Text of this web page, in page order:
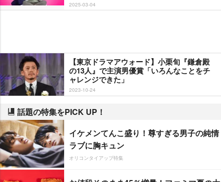
2025-03-04
【東京ドラマアウォード】小栗旬『鎌倉殿
の13人』で主演男優賞「いろんなことをチ
ャレンジできた」
2023-10-24
話題の特集をPICK UP！
イケメンてんこ盛り！尊すぎる男子の純情
ラブに胸キュン
オリコンタイアップ特集